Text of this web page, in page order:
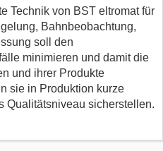
Technik von BST eltromat für
Bahnbeobachtung,
soll den
minimieren und damit die
und ihrer Produkte
sie in Produktion kurze
Qualitätsniveau sicherstellen.